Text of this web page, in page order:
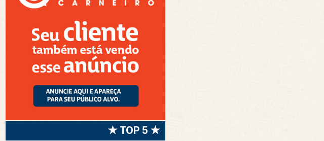
★ TOP 5 ★